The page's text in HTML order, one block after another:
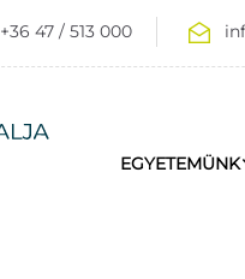
+36 47 / 513 000
EGYETEMÜNK